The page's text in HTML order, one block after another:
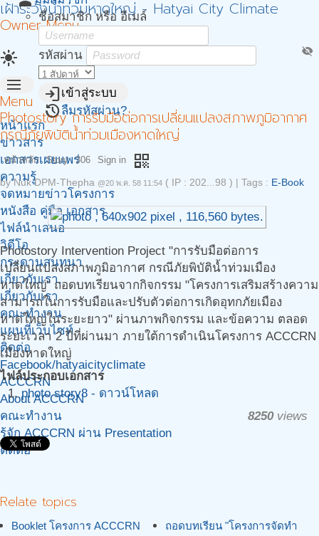
เฝ้าระวังน้ำท่วมหาดใหญ่ - Hatyai City Climate
Owner Menu
light_mode
ชื่อสมาชิก หรือ อีเมล์
รหัสผ่าน visibility_off
loginเข้าสู่ระบบ
restoreลืมรหัสผ่าน?
menu
Menu
หน้าแรก
ข่าวสาร
เอกสารเผยแพร่
ความรู้
จดหมายข่าวโครงการ
หนังสือ คู่มือ เอกสาร
ไฟล์นำเสนอ
วิดีโอ
กระดานสนทนา
เกี่ยวกับเรา.
เกี่ยวกับเรา
คณะทำงาน
แผนที่เว็บไซท์
ติดต่อ
Facebook/hatyaicityclimate
ACCCRN
About ACCCRN
คณะทำงาน
รู้จัก ACCCRN ผ่าน Presentation
ติดต่อ
Photostory การรับมือต่อการเปลี่ยนแปลงสภาพภูมิอากาศ
กรณีภัยพิบัติน้ำท่วมเมืองหาดใหญ่
หน้าหลัก Story 306 Sign in qr_code
byNuk DPM-Thepha @20 พ.ค. 58 11:54 ( IP : 202...98 ) Tags : E-Book
Photostory Intervention Project "การรับมือต่อการ
เปลี่ยนแปลงสภาพภูมิอากาศ กรณีภัยพิบัติน้ำท่วมเมือง
หาดใหญ่" ถอดบทเรียนจากกิจกรรม "โครงการเสริมสร้างความ
สามารถในการรับมือและปรับตัวต่อการเกิดอุทกภัยเมือง
หาดใหญ่ในระยะยาว" ผ่านภาพกิจกรรม และข้อความ ตลอด
ระยะเวลา 2 ปีที่ผ่านมา ภายใต้การดำเนินโครงการ ACCCRN
เมืองหาดใหญ่
ไฟล์ประกอบเอกสาร
photo story8 - ดาวน์โหลด
8250views
Relate topics
Booklet โครงการ ACCCRN
ถอดบทเรียน "โครงการจัดทำ